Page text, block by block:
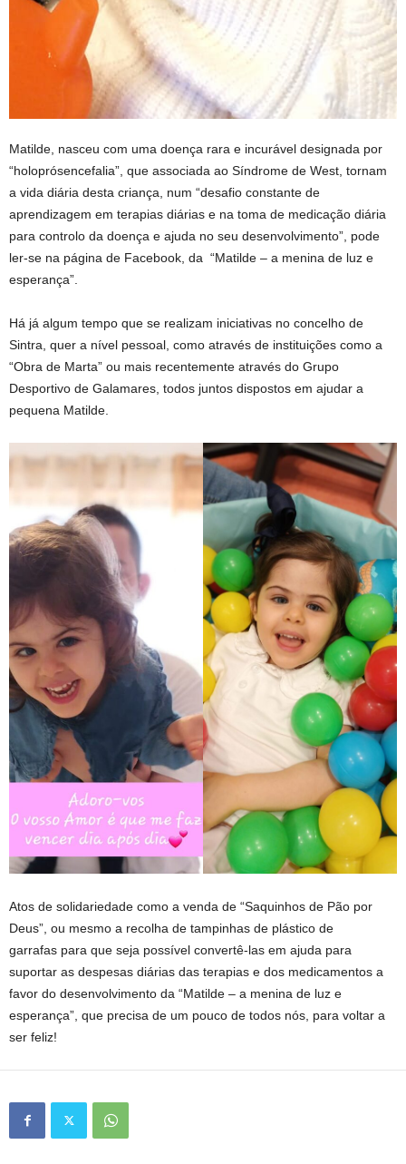
Matilde, nasceu com uma doença rara e incurável designada por
“holoprósencefalia”, que associada ao Síndrome de West, tornam
a vida diária desta criança, num “desafio constante de
aprendizagem em terapias diárias e na toma de medicação diária
para controlo da doença e ajuda no seu desenvolvimento”, pode
ler-se na página de Facebook, da “Matilde – a menina de luz e
esperança”.
Há já algum tempo que se realizam iniciativas no concelho de
Sintra, quer a nível pessoal, como através de instituições como a
“Obra de Marta” ou mais recentemente através do Grupo
Desportivo de Galamares, todos juntos dispostos em ajudar a
pequena Matilde.
Atos de solidariedade como a venda de “Saquinhos de Pão por
Deus”, ou mesmo a recolha de tampinhas de plástico de
garrafas para que seja possível convertê-las em ajuda para
suportar as despesas diárias das terapias e dos medicamentos a
favor do desenvolvimento da “Matilde – a menina de luz e
esperança”, que precisa de um pouco de todos nós, para voltar a
ser feliz!